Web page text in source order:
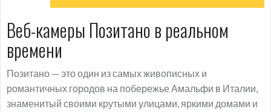
Веб-камеры Позитано в реальном
времени
Позитано — это один из самых живописных и
романтичных городов на побережье Амальфи в Италии,
знаменитый своими крутыми улицами, яркими домами и